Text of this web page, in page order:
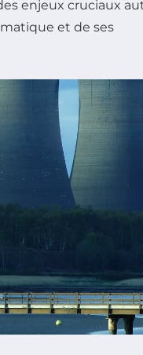
enjeux cruciaux
et de ses